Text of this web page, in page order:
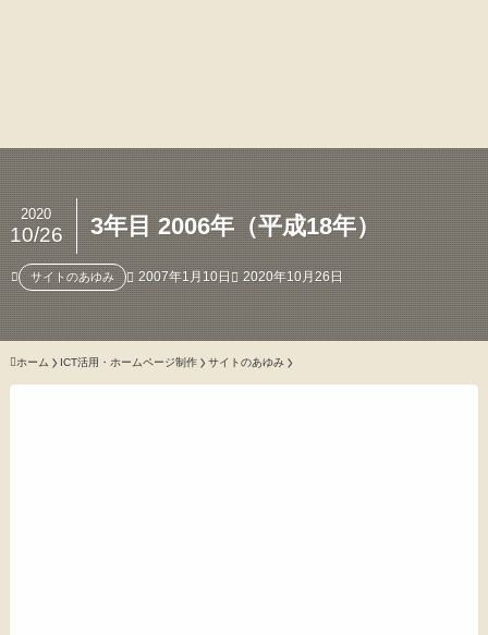
3年目 2006年（平成18年）
2020
10/26
サイトのあゆみ 2007年1月10日 2020年10月26日
ホーム ICT活用・ホームページ制作 サイトのあゆみ